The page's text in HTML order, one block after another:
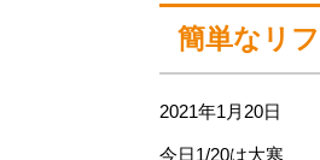
簡単なリ
2021年1月20日
今日1/20は大寒